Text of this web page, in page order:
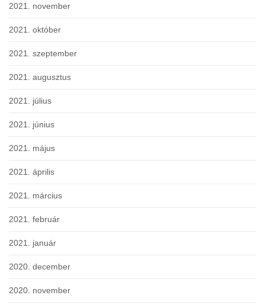
2021. november
2021. október
2021. szeptember
2021. augusztus
2021. július
2021. június
2021. május
2021. április
2021. március
2021. február
2021. január
2020. december
2020. november